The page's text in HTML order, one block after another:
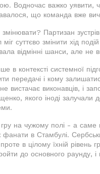
Водночас важко уявити,
що команда вже
Партизан
суттєво змінити хід
відмінні шанси, але не
в контексті системної
передачі і кому
вистачає виконавців, і
якого іноді залучали
на чужому полі - а саме
фанати в Стамбулі.
в цілому їхній
до основного раунду, і